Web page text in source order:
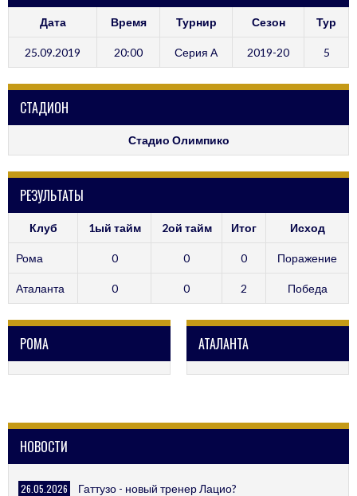
Дата Время Турнир Сезон Тур
25.09.2019 20:00 Серия А 2019-20 5
СТАДИОН
Стадио Олимпико
РЕЗУЛЬТАТЫ
Клуб 1ый тайм 2ой тайм Итог Исход
Рома 0 0 0 Поражение
Аталанта 0 0 2 Победа
РОМА АТАЛАНТА
НОВОСТИ
26.05.2026 Гаттузо - новый тренер Лацио?